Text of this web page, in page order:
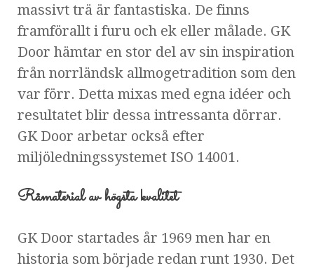
massivt trä är fantastiska. De finns
framförallt i furu och ek eller målade. GK
Door hämtar en stor del av sin inspiration
från norrländsk allmogetradition som den
var förr. Detta mixas med egna idéer och
resultatet blir dessa intressanta dörrar.
GK Door arbetar också efter
miljöledningssystemet ISO 14001.
Råmaterial av högsta kvalitet
GK Door startades år 1969 men har en
historia som började redan runt 1930. Det